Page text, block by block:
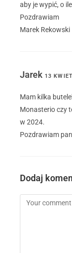
aby je wypić, o
Pozdrawiam
Marek Rekowski
Jarek 13
Mam kilka
Monasterio czy
w 2024.
Pozdrawiam
Dodaj